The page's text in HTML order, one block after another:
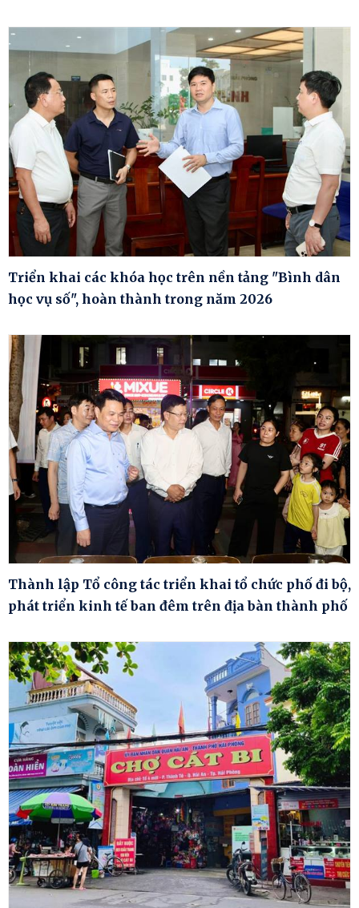
Triển khai các khóa học trên nền tảng "Bình dân
học vụ số", hoàn thành trong năm 2026
Thành lập Tổ công tác triển khai tổ chức phố đi bộ,
phát triển kinh tế ban đêm trên địa bàn thành phố